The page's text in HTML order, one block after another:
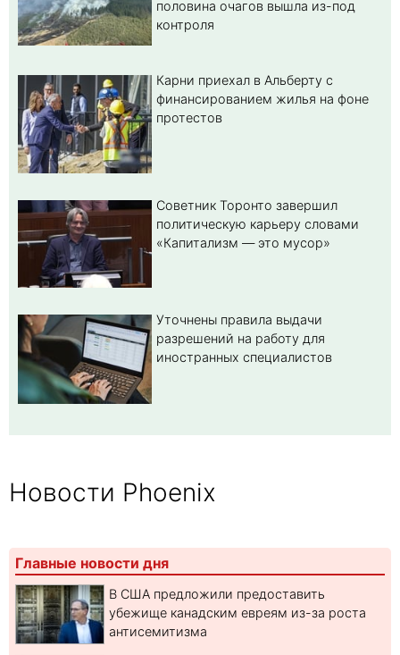
половина очагов вышла из-под
контроля
Карни приехал в Альберту с
финансированием жилья на фоне
протестов
Советник Торонто завершил
политическую карьеру словами
«Капитализм — это мусор»
Уточнены правила выдачи
разрешений на работу для
иностранных специалистов
Новости Phoenix
Главные новости дня
В США предложили предоставить
убежище канадским евреям из-за роста
антисемитизма